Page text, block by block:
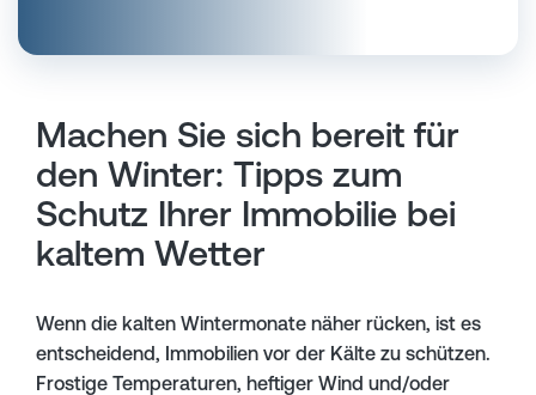
Machen Sie sich bereit für
den Winter: Tipps zum
Schutz Ihrer Immobilie bei
kaltem Wetter
Wenn die kalten Wintermonate näher rücken, ist es
entscheidend, Immobilien vor der Kälte zu schützen.
Frostige Temperaturen, heftiger Wind und/oder